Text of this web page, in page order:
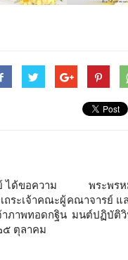
ได้ขอความ
ถระเจ้าคณะผู้
าภาพทอดกฐิน
๕ ตุลาคม
พระพร
คณาจารย์ แ
มนต์ปฏิบัติวิ